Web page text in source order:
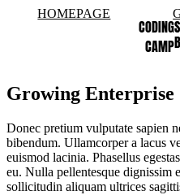
HOMEPAGE
CODING
CAMP
Growing Enterprise
Donec pretium vulputate sapien
bibendum. Ullamcorper a lacus
euismod lacinia. Phasellus
eu. Nulla pellentesque dignissim
sollicitudin aliquam ultrices